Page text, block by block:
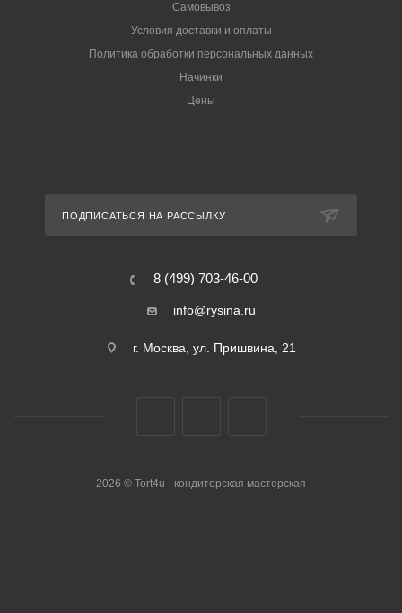
Самовывоз
Условия доставки и оплаты
Политика обработки персональных данных
Начинки
Цены
ПОДПИСАТЬСЯ НА РАССЫЛКУ
8 (499) 703-46-00
info@rysina.ru
г. Москва, ул. Пришвина, 21
2026 © Tort4u - кондитерская мастерская